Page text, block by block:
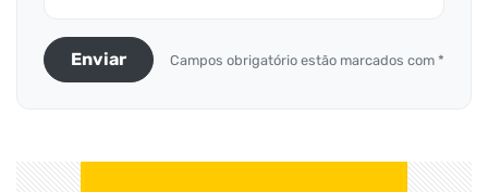
Enviar Campos obrigatório estão marcados com *